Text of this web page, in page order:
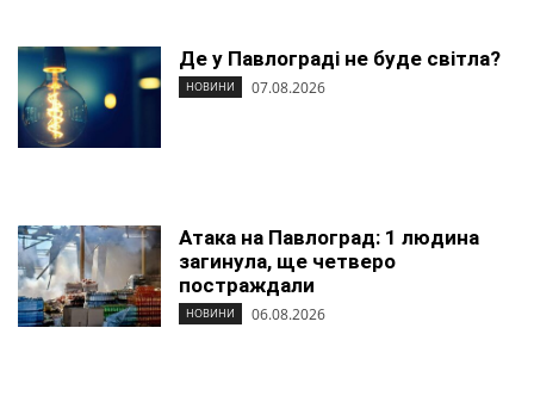
Де у Павлограді не буде світла?
НОВИНИ 07.08.2026
Атака на Павлоград: 1 людина
загинула, ще четверо
постраждали
НОВИНИ 06.08.2026